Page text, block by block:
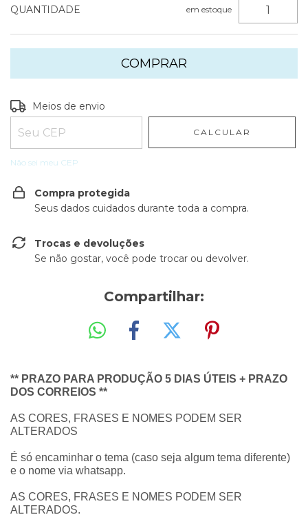
QUANTIDADE em estoque
Entregas para o CEP:
Meios de envio
CALCULAR
Não sei meu CEP
Compra protegida
Seus dados cuidados durante toda a compra.
Trocas e devoluções
Se não gostar, você pode trocar ou devolver.
Compartilhar:
** PRAZO PARA PRODUÇÃO 5 DIAS ÚTEIS + PRAZO
DOS CORREIOS **
AS CORES, FRASES E NOMES PODEM SER
ALTERADOS
É só encaminhar o tema (caso seja algum tema diferente)
e o nome via whatsapp.
AS CORES, FRASES E NOMES PODEM SER
ALTERADOS.